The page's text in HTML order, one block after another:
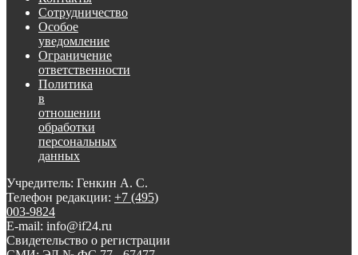
Сотрудничество
Особое
уведомление
Ограничение
ответственности
Политика
в
отношении
обработки
персональных
данных
Учредитель: Генкин А. С.
Телефон редакции: +7 (495)
003-9824
E-mail: info@if24.ru
Свидетельство о регистрации